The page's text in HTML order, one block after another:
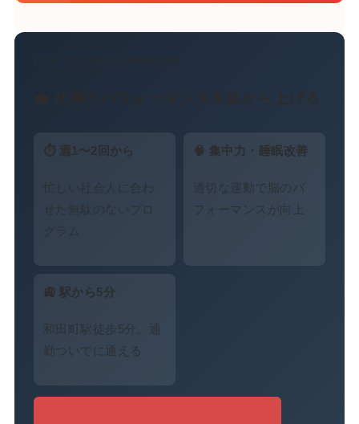
💼 仕事のパフォーマンスを体から上げる
⏱ 週1〜2回から
忙しい社会人に合わ
せた無駄のないプロ
グラム
🧠 集中力・睡眠改善
適切な運動で脳のパ
フォーマンスが向上
🚉 駅から5分
和田町駅徒歩5分。通
勤ついでに通える